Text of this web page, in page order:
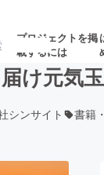
プロジェクトを掲
載するには
け元気
シンサイト 書籍